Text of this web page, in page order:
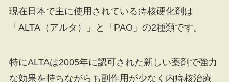
現在日本で主に使用されている痔核硬化剤は
「ALTA（アルタ）」と「PAO」の2種類です。
特にALTAは2005年に認可された新しい薬剤で強力
な効果を持ちながらも副作用が少なく内痔核治療